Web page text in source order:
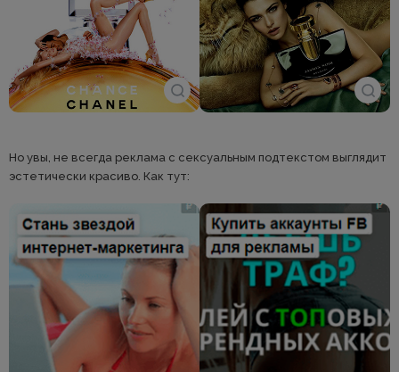
Но увы, не всегда реклама с сексуальным подтекстом выглядит
эстетически красиво. Как тут: